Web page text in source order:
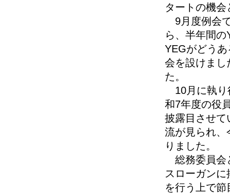
タートの機
9月度例会
ら、半年間
YEGがどう
会を設けまし
た。
10月に執り
和7年度の役
披露目させて
流が見られ、
りました。
総務委員会
スローガン
を行う上で